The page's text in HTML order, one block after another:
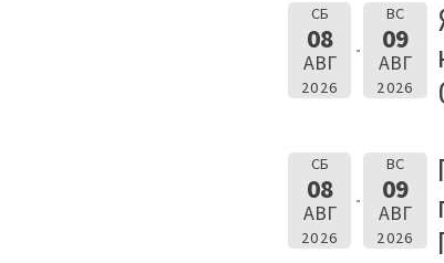
СБ
08
АВГ
2026
ВС
09
АВГ
2026
СБ
08
АВГ
2026
ВС
09
АВГ
2026